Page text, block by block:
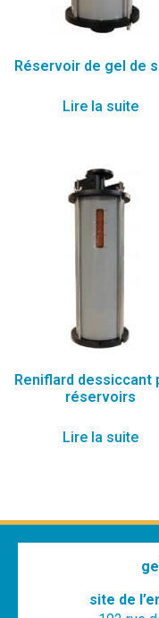
Réservoir de gel de
Lire la suite
Reniflard dessiccant
réservoirs
Lire la suite
site de